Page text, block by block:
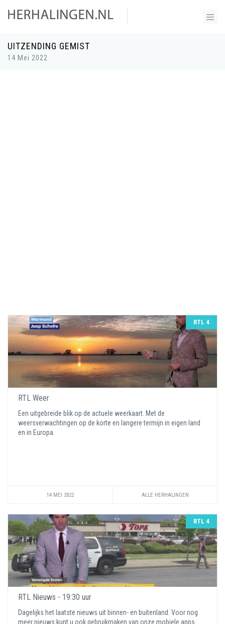
UITZENDING GEMIST
14 Mei 2022
RTL 4
RTL Weer
Een uitgebreide blik op de actuele weerkaart. Met de
weersverwachtingen op de korte en langere termijn in eigen land
en in Europa.
14 MEI 2022 ALLE HERHALINGEN
RTL 4
RTL Nieuws - 19:30 uur
Dagelijks het laatste nieuws uit binnen- en buitenland. Voor nog
meer nieuws kunt u ook gebruikmaken van onze mobiele apps.